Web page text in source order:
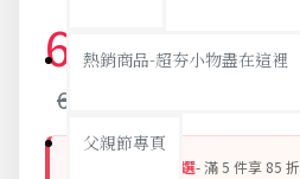
熱銷商品-超夯小物盡在這裡
父親節專頁
65元
68元
銅板好物 平價精選- 滿 5 件享 85 折